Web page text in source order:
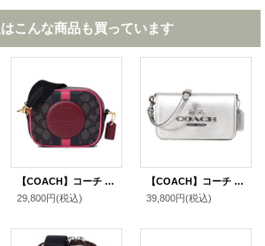
こんな商品も買っています
【COACH】コーチ ジャガード ぺブルレザー シグネチャー ミニ デンプシー ストライプ ロゴ パッチ カメラバッグ クロスボディ 斜め掛け 2way クラッチ ショルダーバッグ ブラック×ワインマルチ（日本未発売）
29,800円(税込)
【COACH】コーチ バッグ レザー トニー ロゴ メタリック キラキラ フラップ 2WAY クラッチ クロスボディー 斜めがけ ショルダーバッグ ライトシルバー（日本未発売）
39,800円(税込)